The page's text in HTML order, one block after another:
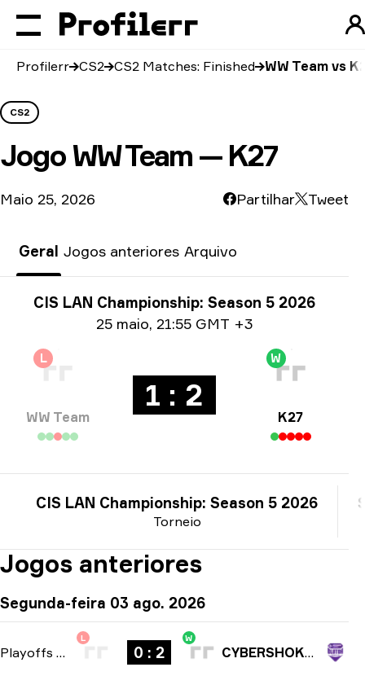
Profilerr CS2 CS2 Matches: Finished WW Team vs
CS2
Jogo WW Team — K27
Maio 25, 2026 Partilhar Tweet
Geral Jogos anteriores Arquivo
Informações sobre o torneio
CIS LAN Championship: Season 5 2026
25 maio, 21:55 GMT +3
L
WW Team
1 : 2
W
K27
Torneio
CIS LAN Championship: Season 5 2026
Jogos anteriores
Segunda-feira 03 ago. 2026
Playoffs
L
0 : 2
W
CYBERSHOKE Prospects